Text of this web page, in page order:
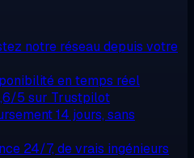
notre réseau depuis votre
en temps réel
5 sur Trustpilot
14 jours, sans
24/7, de vrais ingénieurs